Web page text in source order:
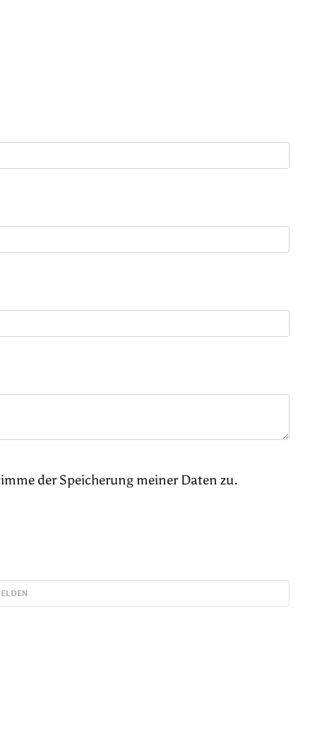
der Speicherung meiner Daten zu.